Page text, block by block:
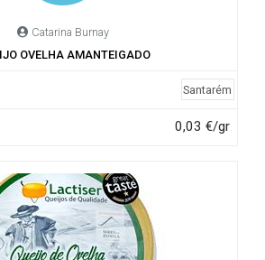
Catarina Burnay
OVELHA AMANTEIGADO
Santarém
0,03 €/gr